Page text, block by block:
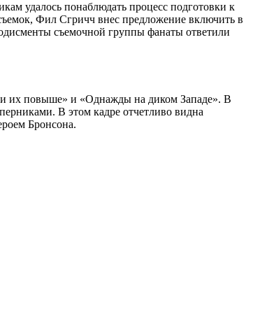
удалось понаблюдать процесс подготовки к
Фил Сгричч внес предложение включить в
съемочной группы фанаты ответили
их повыше» и «Однажды на диком Западе». В
В этом кадре отчетливо видна
Бронсона.